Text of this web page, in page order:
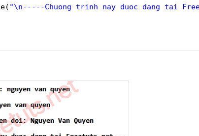
"\n-----Chuong trinh nay duoc dang tai